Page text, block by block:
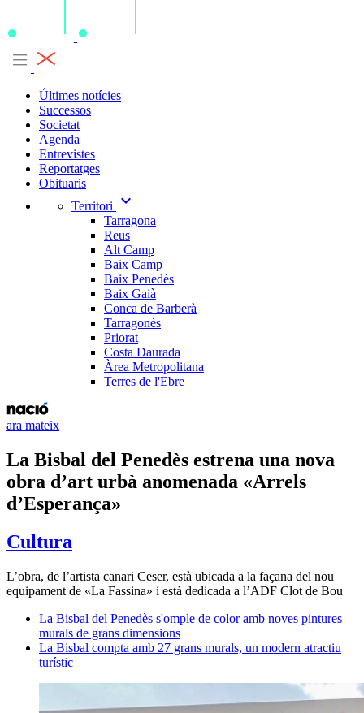
Últimes notícies
Successos
Societat
Agenda
Entrevistes
Reportatges
Obituaris
Territori
expand_more
Tarragona
Reus
Alt Camp
Baix Camp
Baix Penedès
Baix Gaià
Conca de Barberà
Tarragonès
Priorat
Costa Daurada
Àrea Metropolitana
Terres de l'Ebre
ara mateix
La Bisbal del Penedès estrena una nova
obra d’art urbà anomenada «Arrels
d’Esperança»
Cultura
L’obra, de l’artista canari Ceser, està ubicada a la façana del nou
equipament de «La Fassina» i està dedicada a l’ADF Clot de Bou
La Bisbal del Penedès s'omple de color amb noves pintures
murals de grans dimensions
La Bisbal compta amb 27 grans murals, un modern atractiu
turístic